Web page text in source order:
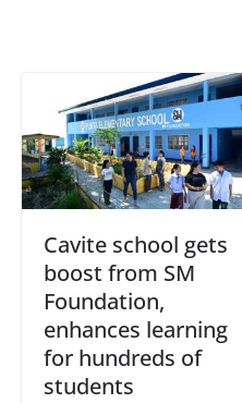
Cavite school gets
boost from SM
Foundation,
enhances learning
for hundreds of
students